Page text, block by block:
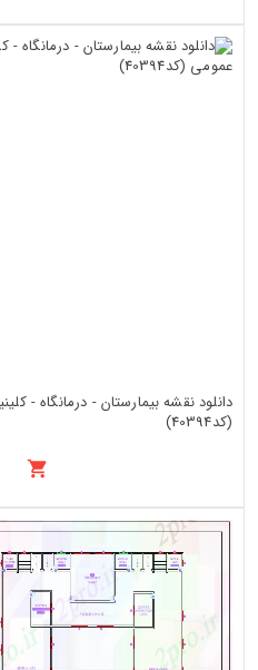
دانلود نقشه بیمارستان - درمانگاه -
(کد40394)